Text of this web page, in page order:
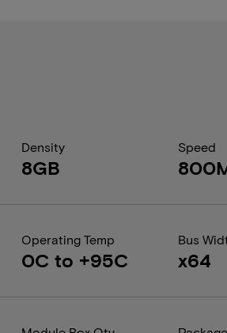
Density
8GB
Speed
Operating Temp
0C to +95C
Bus
x64